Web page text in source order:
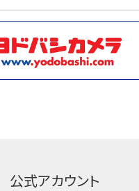
公式アカウント